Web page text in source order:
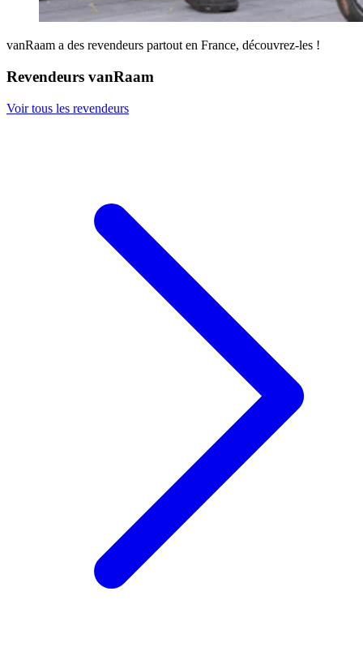
vanRaam a des revendeurs partout en France, découvrez-les !
Revendeurs vanRaam
Voir tous les revendeurs